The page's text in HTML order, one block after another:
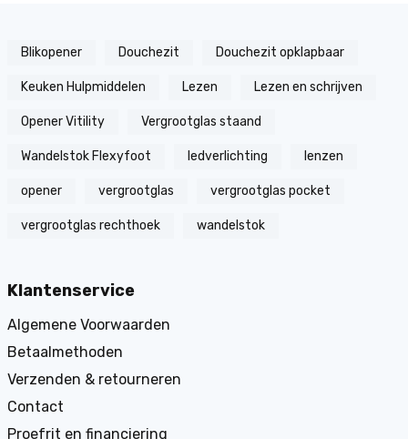
Blikopener Douchezit Douchezit opklapbaar
Keuken Hulpmiddelen Lezen Lezen en schrijven
Opener Vitility Vergrootglas staand
Wandelstok Flexyfoot ledverlichting lenzen
opener vergrootglas vergrootglas pocket
vergrootglas rechthoek wandelstok
Klantenservice
Algemene Voorwaarden
Betaalmethoden
Verzenden & retourneren
Contact
Proefrit en financiering